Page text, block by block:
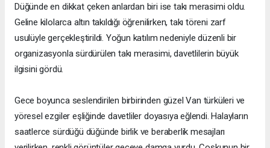
Düğünde en dikkat çeken anlardan biri ise takı merasimi oldu.
Geline kilolarca altın takıldığı öğrenilirken, takı töreni zarf
usulüyle gerçekleştirildi. Yoğun katılım nedeniyle düzenli bir
organizasyonla sürdürülen takı merasimi, davetlilerin büyük
ilgisini gördü.
Gece boyunca seslendirilen birbirinden güzel Van türküleri ve
yöresel ezgiler eşliğinde davetliler doyasıya eğlendi. Halayların
saatlerce sürdüğü düğünde birlik ve beraberlik mesajları